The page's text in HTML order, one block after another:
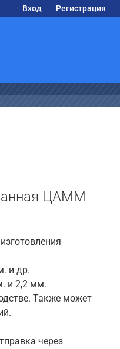
Вход Регистрация
ЦАММ
и др.
и 2,2 мм.
Также может
через